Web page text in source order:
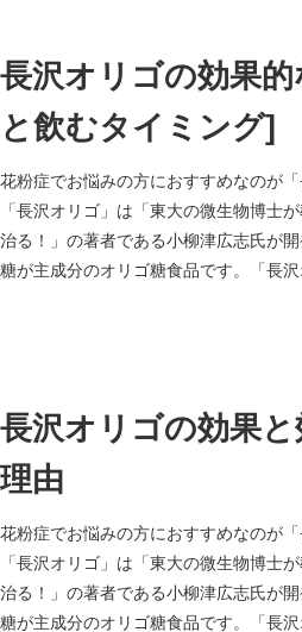
長沢オリゴの効果
と飲むタイミング]
花粉症でお悩みの方におすすめなのが「
「長沢オリゴ」は「東大の微生物博士
治る！」の著者である小柳津広志氏が
糖が主成分のオリゴ糖食品です。「長沢
長沢オリゴの効果
理由
花粉症でお悩みの方におすすめなのが「
「長沢オリゴ」は「東大の微生物博士
治る！」の著者である小柳津広志氏が
糖が主成分のオリゴ糖食品です。「長沢